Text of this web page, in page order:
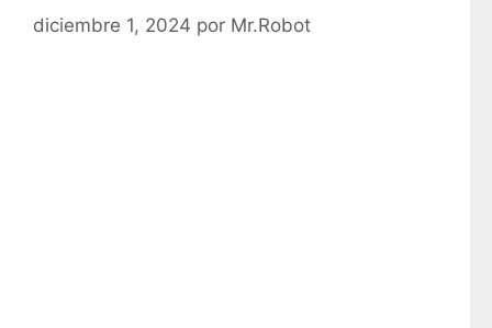
diciembre 1, 2024 por Mr.Robot